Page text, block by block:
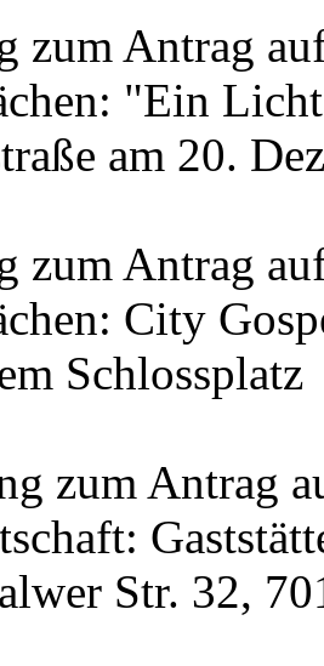
zum Antrag
"Ein
am 20.
zum Antrag
City
Schlossplatz
zum Antrag
Str. 32,